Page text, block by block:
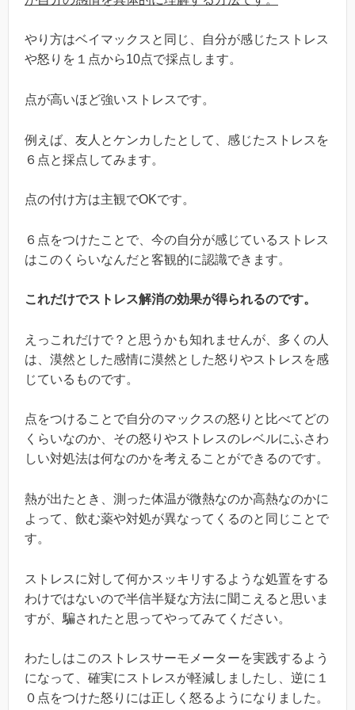
やり方はベイマックスと同じ、自分が感じたストレス
や怒りを１点から10点で採点します。
点が高いほど強いストレスです。
例えば、友人とケンカしたとして、感じたストレスを
６点と採点してみます。
点の付け方は主観でOKです。
６点をつけたことで、今の自分が感じているストレス
はこのくらいなんだと客観的に認識できます。
これだけでストレス解消の効果が得られるのです。
えっこれだけで？と思うかも知れませんが、多くの人
は、漠然とした感情に漠然とした怒りやストレスを感
じているものです。
点をつけることで自分のマックスの怒りと比べてどの
くらいなのか、その怒りやストレスのレベルにふさわ
しい対処法は何なのかを考えることができるのです。
熱が出たとき、測った体温が微熱なのか高熱なのかに
よって、飲む薬や対処が異なってくるのと同じことで
す。
ストレスに対して何かスッキリするような処置をする
わけではないので半信半疑な方法に聞こえると思いま
すが、騙されたと思ってやってみてください。
わたしはこのストレスサーモメーターを実践するよう
になって、確実にストレスが軽減しましたし、逆に１
０点をつけた怒りには正しく怒るようになりました。